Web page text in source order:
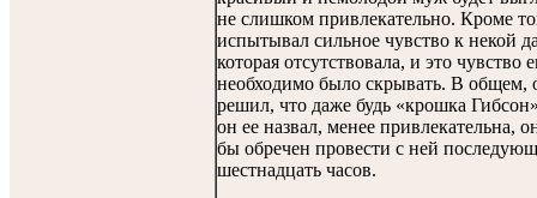
не слишком привлекательно. Кроме
испытывал сильное чувство к некой
которая отсутствовала, и это чувство
необходимо было скрывать. В общем,
решил, что даже будь «крошка
он ее назвал, менее привлекательна,
бы обречен провести с ней
шестнадцать часов.